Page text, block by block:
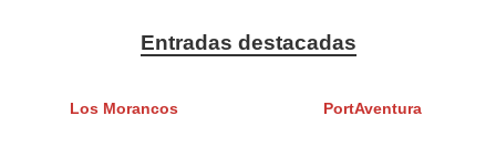
Entradas destacadas
Los Morancos PortAventura